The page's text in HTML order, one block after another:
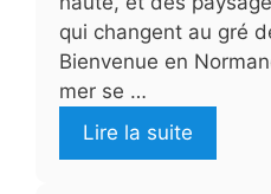
qui changent au gré
Bienvenue en
mer se …
Lire la suite